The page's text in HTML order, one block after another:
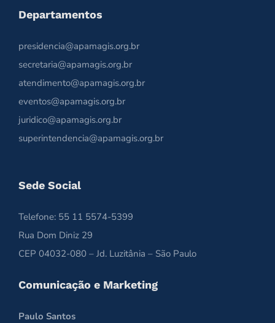
Departamentos
presidencia@apamagis.org.br
secretaria@apamagis.org.br
atendimento@apamagis.org.br
eventos@apamagis.org.br
juridico@apamagis.org.br
superintendencia@apamagis.org.br
Sede Social
Telefone: 55 11 5574-5399
Rua Dom Diniz 29
CEP 04032-080 – Jd. Luzitânia – São Paulo
Comunicação e Marketing
Paulo Santos